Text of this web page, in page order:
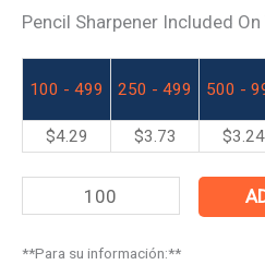
Pencil Sharpener Included
100 - 499 250 - 499 500 -
$4.29 $3.73 $3.24
**Para su información:**